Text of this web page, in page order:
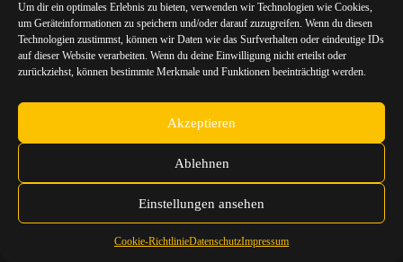
Um dir ein optimales Erlebnis zu bieten, verwenden wir Technologien wie Cookies,
um Geräteinformationen zu speichern und/oder darauf zuzugreifen. Wenn du diesen
Technologien zustimmst, können wir Daten wie das Surfverhalten oder eindeutige IDs
auf dieser Website verarbeiten. Wenn du deine Einwilligung nicht erteilst oder
zurückziehst, können bestimmte Merkmale und Funktionen beeinträchtigt werden.
Akzeptieren
Ablehnen
Einstellungen ansehen
Cookie-RichtlinieDatenschutzImpressum